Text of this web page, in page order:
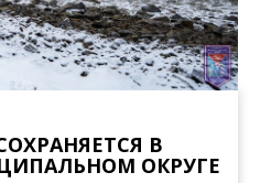
В
ОКРУГЕ